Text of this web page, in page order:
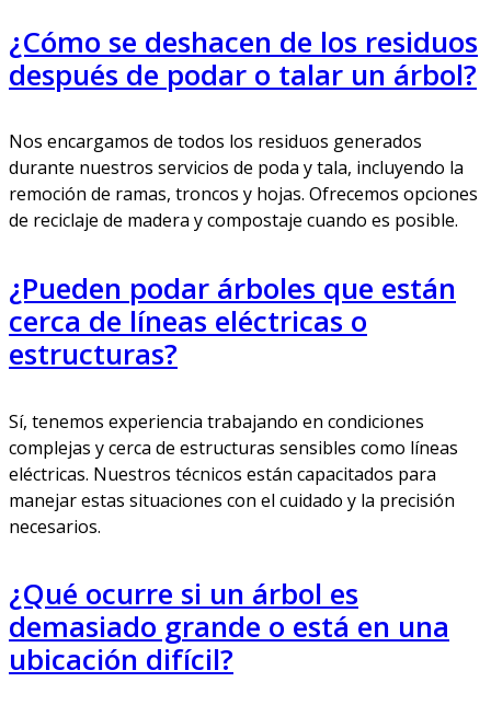
¿Cómo se deshacen de los residuos
después de podar o talar un árbol?
Nos encargamos de todos los residuos generados
durante nuestros servicios de poda y tala, incluyendo la
remoción de ramas, troncos y hojas. Ofrecemos opciones
de reciclaje de madera y compostaje cuando es posible.
¿Pueden podar árboles que están
cerca de líneas eléctricas o
estructuras?
Sí, tenemos experiencia trabajando en condiciones
complejas y cerca de estructuras sensibles como líneas
eléctricas. Nuestros técnicos están capacitados para
manejar estas situaciones con el cuidado y la precisión
necesarios.
¿Qué ocurre si un árbol es
demasiado grande o está en una
ubicación difícil?